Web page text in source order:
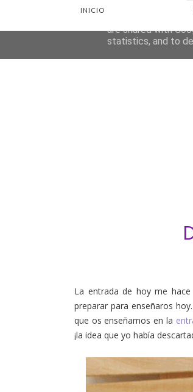
INICIO
La entrada de hoy me
preparar para enseñaros
que os enseñamos en la
¡la idea que yo había
This site uses
are shared with
statistics, and to